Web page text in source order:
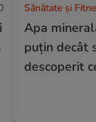
Sănătate și
Apa
puțin decât
descoperit